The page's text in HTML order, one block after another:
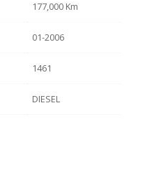
177,000 Km
01-2006
1461
DIESEL